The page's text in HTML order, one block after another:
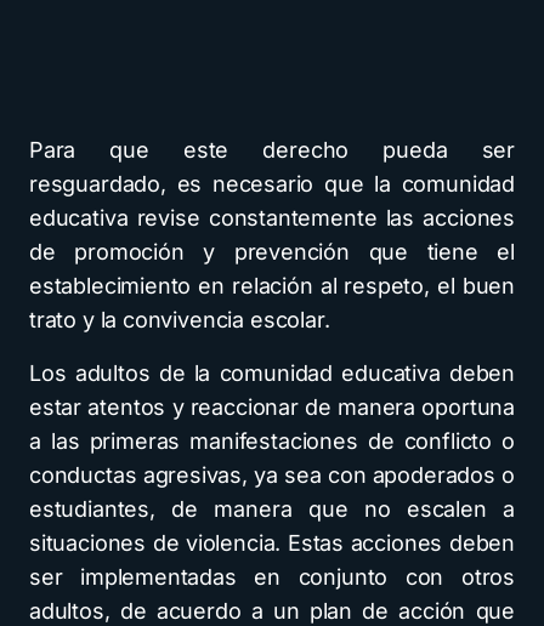
Para que este derecho pueda ser
resguardado, es necesario que la comunidad
educativa revise constantemente las acciones
de promoción y prevención que tiene el
establecimiento en relación al respeto, el buen
trato y la convivencia escolar.
Los adultos de la comunidad educativa deben
estar atentos y reaccionar de manera oportuna
a las primeras manifestaciones de conflicto o
conductas agresivas, ya sea con apoderados o
estudiantes, de manera que no escalen a
situaciones de violencia. Estas acciones deben
ser implementadas en conjunto con otros
adultos, de acuerdo a un plan de acción que